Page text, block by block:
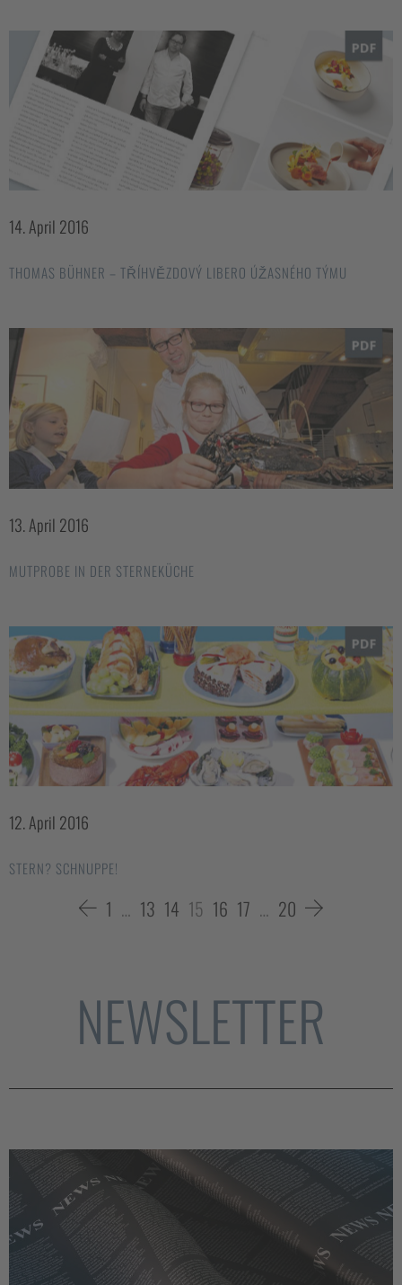
14. April 2016
THOMAS BÜHNER – TŘÍHVĚZDOVÝ LIBERO ÚŽASNÉHO TÝMU
13. April 2016
MUTPROBE IN DER STERNEKÜCHE
12. April 2016
STERN? SCHNUPPE!
1 … 13 14 15 16 17 … 20
NEWSLETTER